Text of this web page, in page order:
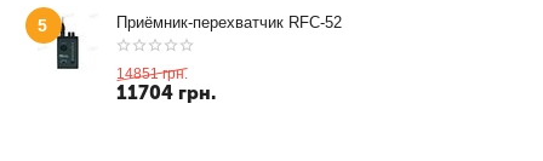
5 Приёмник-перехватчик RFC-52
14851 грн.
11704 грн.